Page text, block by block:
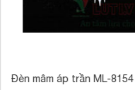
Đèn mâm áp trần ML-8154